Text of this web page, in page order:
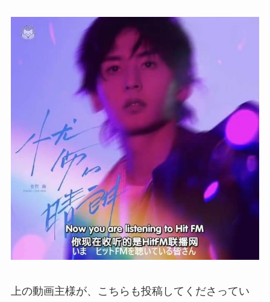
上の動画主様が、こちらも投稿してくださってい